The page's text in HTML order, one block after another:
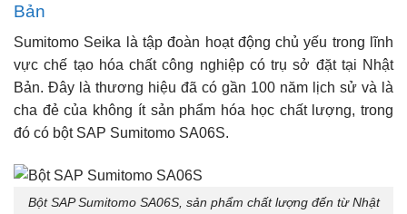
Bản
Sumitomo Seika là tập đoàn hoạt động chủ yếu trong lĩnh
vực chế tạo hóa chất công nghiệp có trụ sở đặt tại Nhật
Bản. Đây là thương hiệu đã có gần 100 năm lịch sử và là
cha đẻ của không ít sản phẩm hóa học chất lượng, trong
đó có bột SAP Sumitomo SA06S.
Bột SAP Sumitomo SA06S, sản phẩm chất lượng đến từ Nhật